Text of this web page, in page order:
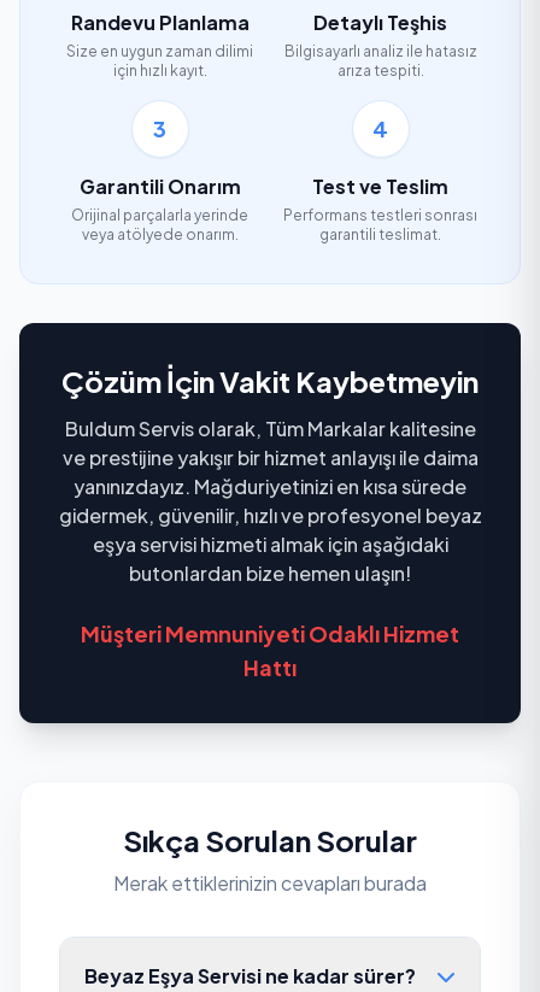
Randevu Planlama
Size en uygun zaman dilimi
için hızlı kayıt.
Detaylı Teşhis
Bilgisayarlı analiz ile hatasız
arıza tespiti.
3
Garantili Onarım
Orijinal parçalarla yerinde
veya atölyede onarım.
4
Test ve Teslim
Performans testleri sonrası
garantili teslimat.
Çözüm İçin Vakit Kaybetmeyin
Buldum Servis olarak, Tüm Markalar kalitesine
ve prestijine yakışır bir hizmet anlayışı ile daima
yanınızdayız. Mağduriyetinizi en kısa sürede
gidermek, güvenilir, hızlı ve profesyonel beyaz
eşya servisi hizmeti almak için aşağıdaki
butonlardan bize hemen ulaşın!
Müşteri Memnuniyeti Odaklı Hizmet
Hattı
Sıkça Sorulan Sorular
Merak ettiklerinizin cevapları burada
Beyaz Eşya Servisi ne kadar sürer?